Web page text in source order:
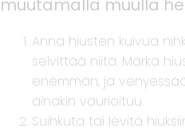
muutamalla muulla
Anna hiusten kuivua
selvittää niitä. Märkä
enemmän, ja
ainakin vaurioituu.
Suihkuta tai levitä